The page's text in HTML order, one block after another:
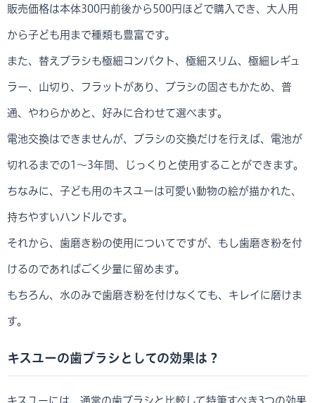
販売価格は本体300円前後から500円ほどで購入でき、大人用
から子ども用まで種類も豊富です。
また、替えブラシも極細コンパクト、極細スリム、極細レギュ
ラー、山切り、フラットがあり、ブラシの固さもかため、普
通、やわらかめと、好みに合わせて選べます。
電池交換はできませんが、ブラシの交換だけを行えば、電池が
切れるまでの1～3年間、じっくりと使用することができます。
ちなみに、子ども用のキスユーは可愛い動物の絵が描かれた、
持ちやすいハンドルです。
それから、歯磨き粉の使用についてですが、もし歯磨き粉を付
けるのであればごく少量に留めます。
もちろん、水のみで歯磨き粉を付けなくても、キレイに磨けま
す。
キスユーの歯ブラシとしての効果は？
キスユーには、通常の歯ブラシと比較して特筆すべき3つの効果